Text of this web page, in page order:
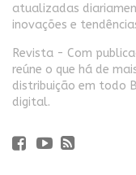
atualizadas
inovações e
Revista - Com
reúne o que há de
distribuição em todo
digital.